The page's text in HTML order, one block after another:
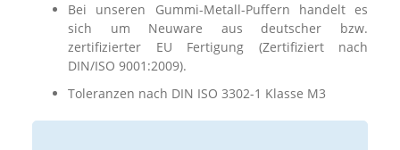
Bei unseren Gummi-Metall-Puffern handelt es
sich um Neuware aus deutscher bzw.
zertifizierter EU Fertigung (Zertifiziert nach
DIN/ISO 9001:2009).
Toleranzen nach DIN ISO 3302-1 Klasse M3